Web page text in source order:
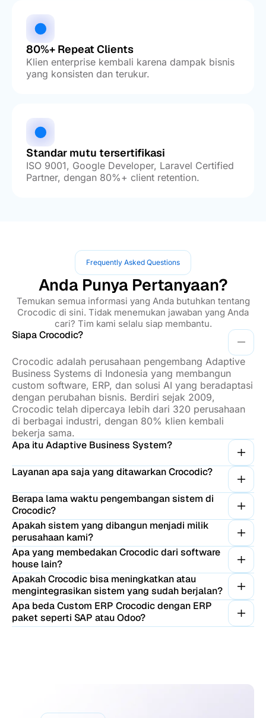
80%+ Repeat Clients
Klien enterprise kembali karena dampak bisnis
yang konsisten dan terukur.
Standar mutu tersertifikasi
ISO 9001, Google Developer, Laravel Certified
Partner, dengan 80%+ client retention.
Frequently Asked Questions
Anda Punya Pertanyaan?
Temukan semua informasi yang Anda butuhkan tentang
Crocodic di sini. Tidak menemukan jawaban yang Anda
cari? Tim kami selalu siap membantu.
Siapa Crocodic?
Crocodic adalah perusahaan pengembang Adaptive
Business Systems di Indonesia yang membangun
custom software, ERP, dan solusi AI yang beradaptasi
dengan perubahan bisnis. Berdiri sejak 2009,
Crocodic telah dipercaya lebih dari 320 perusahaan
di berbagai industri, dengan 80% klien kembali
bekerja sama.
Apa itu Adaptive Business System?
Layanan apa saja yang ditawarkan Crocodic?
Berapa lama waktu pengembangan sistem di
Crocodic?
Apakah sistem yang dibangun menjadi milik
perusahaan kami?
Apa yang membedakan Crocodic dari software
house lain?
Apakah Crocodic bisa meningkatkan atau
mengintegrasikan sistem yang sudah berjalan?
Apa beda Custom ERP Crocodic dengan ERP
paket seperti SAP atau Odoo?